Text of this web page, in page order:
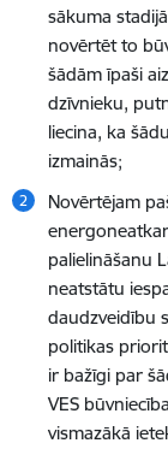
sākuma
novērtēt to
šādām īpaši
dzīvnieku,
liecina, ka
izmainās;
Novērtējam
palielināšanu
neatstātu
daudzveidību
politikas
ir bažīgi par
VES
vismazākā